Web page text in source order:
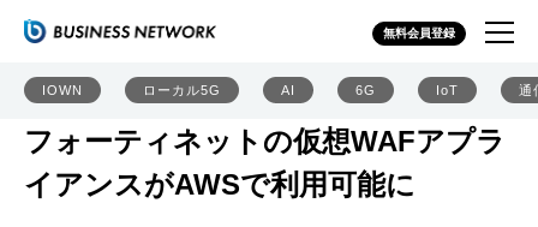
無料会員登録
IOWN ローカル5G AI 6G IoT 通
フォーティネットの仮想WAFアプラ
イアンスがAWSで利用可能に